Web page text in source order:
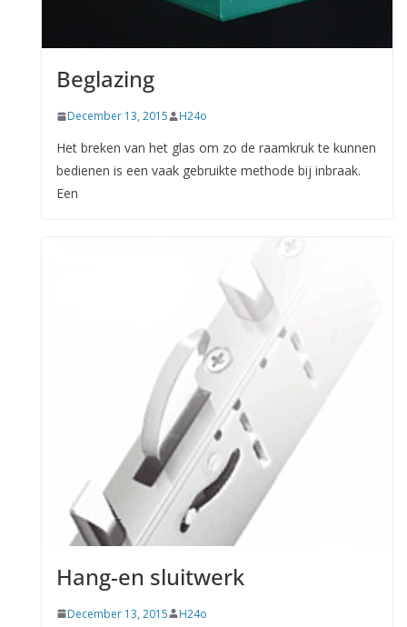
Beglazing
December 13, 2015 H24o
Het breken van het glas om zo de raamkruk te kunnen
bedienen is een vaak gebruikte methode bij inbraak.
Een
Hang-en sluitwerk
December 13, 2015 H24o